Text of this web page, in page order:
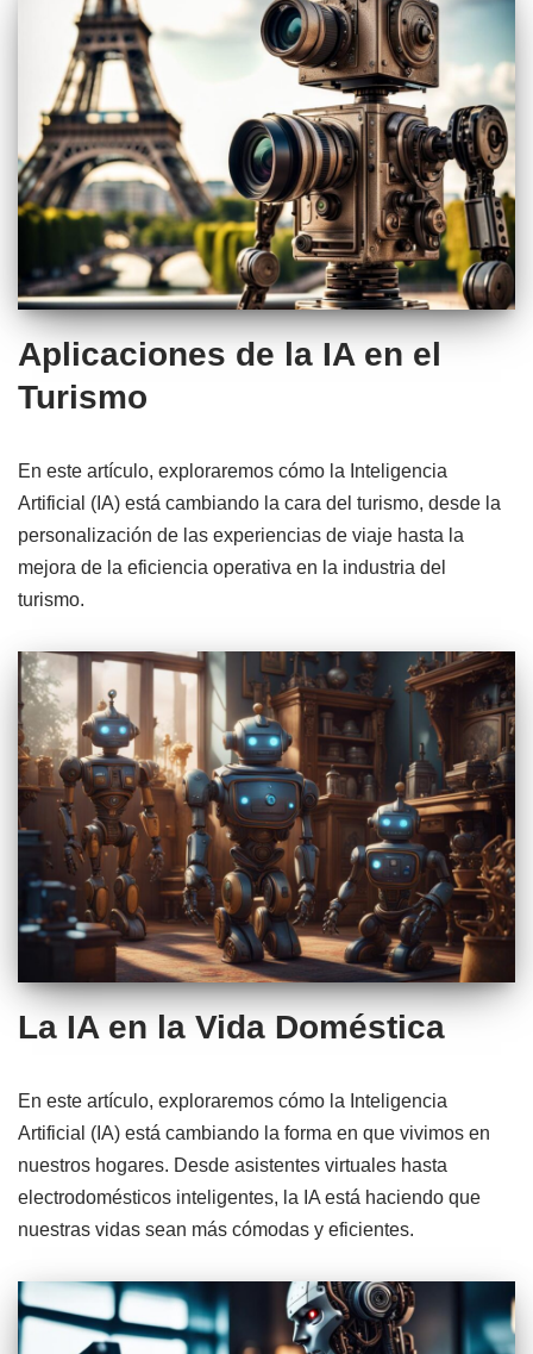
Aplicaciones de la IA en el
Turismo
En este artículo, exploraremos cómo la Inteligencia
Artificial (IA) está cambiando la cara del turismo, desde la
personalización de las experiencias de viaje hasta la
mejora de la eficiencia operativa en la industria del
turismo.
La IA en la Vida Doméstica
En este artículo, exploraremos cómo la Inteligencia
Artificial (IA) está cambiando la forma en que vivimos en
nuestros hogares. Desde asistentes virtuales hasta
electrodomésticos inteligentes, la IA está haciendo que
nuestras vidas sean más cómodas y eficientes.